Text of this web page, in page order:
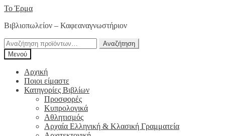
Απευθείας
στην
Μετάβαση
περιεχόμενο
Το Έρμα
Βιβλιοπωλείον – Καφεαναγνωστήριον
Αναζήτηση
για:
Αναζήτηση
Μενού
Αρχική
Ποιοι είμαστε
Κατηγορίες Βιβλίων
Προσφορές
Κυπρολογικά
Αθλητισμός
Αρχαία Ελληνική & Κλασική Γραμματεία